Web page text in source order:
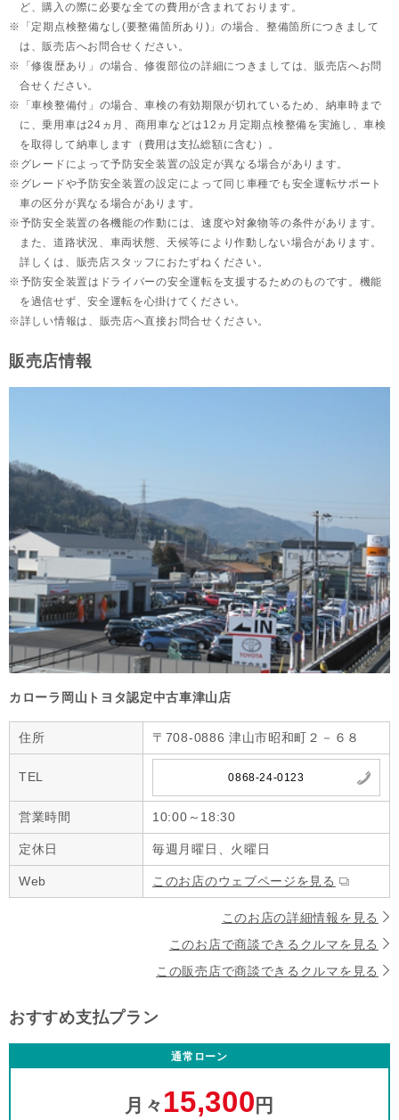
ど、購入の際に必要な全ての費用が含まれております。
「定期点検整備なし(要整備箇所あり)」の場合、整備箇所につきまして
は、販売店へお問合せください。
「修復歴あり」の場合、修復部位の詳細につきましては、販売店へお問
合せください。
「車検整備付」の場合、車検の有効期限が切れているため、納車時まで
に、乗用車は24ヵ月、 商用車などは12ヵ月定期点検整備を実施し、車検
を取得して納車します（費用は支払総額に含む）。
グレードによって予防安全装置の設定が異なる場合があります。
グレードや予防安全装置の設定によって同じ車種でも安全運転サポート
車の区分が異なる場合があります。
予防安全装置の各機能の作動には、速度や対象物等の条件があります。
また、道路状況、車両状態、天候等により作動しない場合があります。
詳しくは、販売店スタッフにおたずねください。
予防安全装置はドライバーの安全運転を支援するためのものです。機能
を過信せず、安全運転を心掛けてください。
詳しい情報は、販売店へ直接お問合せください。
販売店情報
カローラ岡山トヨタ認定中古車津山店
住所 〒708-0886 津山市昭和町２－６８
TEL 0868-24-0123
営業時間 10:00～18:30
定休日 毎週月曜日、火曜日
Web このお店のウェブページを見る
このお店の詳細情報を見る
このお店で商談できるクルマを見る
この販売店で商談できるクルマを見る
おすすめ支払プラン
通常ローン
月々 15,300 円